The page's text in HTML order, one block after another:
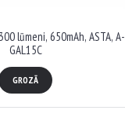
lūmeni, 650mAh, ASTA, A-
GAL15C
GROZĀ